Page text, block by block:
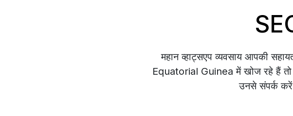
महान व्हाट्सएप व्यवसाय आपकी
Equatorial Guinea में खोज रहे हैं तो
उनसे संपर्क